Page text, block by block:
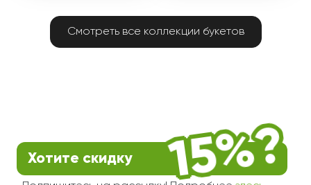
Смотреть все коллекции букетов
Хотите скидку